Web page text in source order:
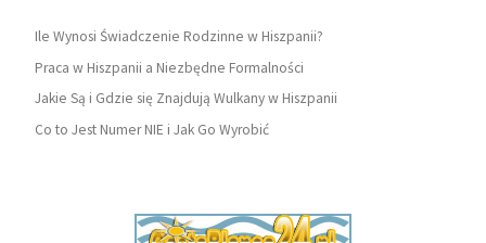
Ile Wynosi Świadczenie Rodzinne w Hiszpanii?
Praca w Hiszpanii a Niezbędne Formalności
Jakie Są i Gdzie się Znajdują Wulkany w Hiszpanii
Co to Jest Numer NIE i Jak Go Wyrobić